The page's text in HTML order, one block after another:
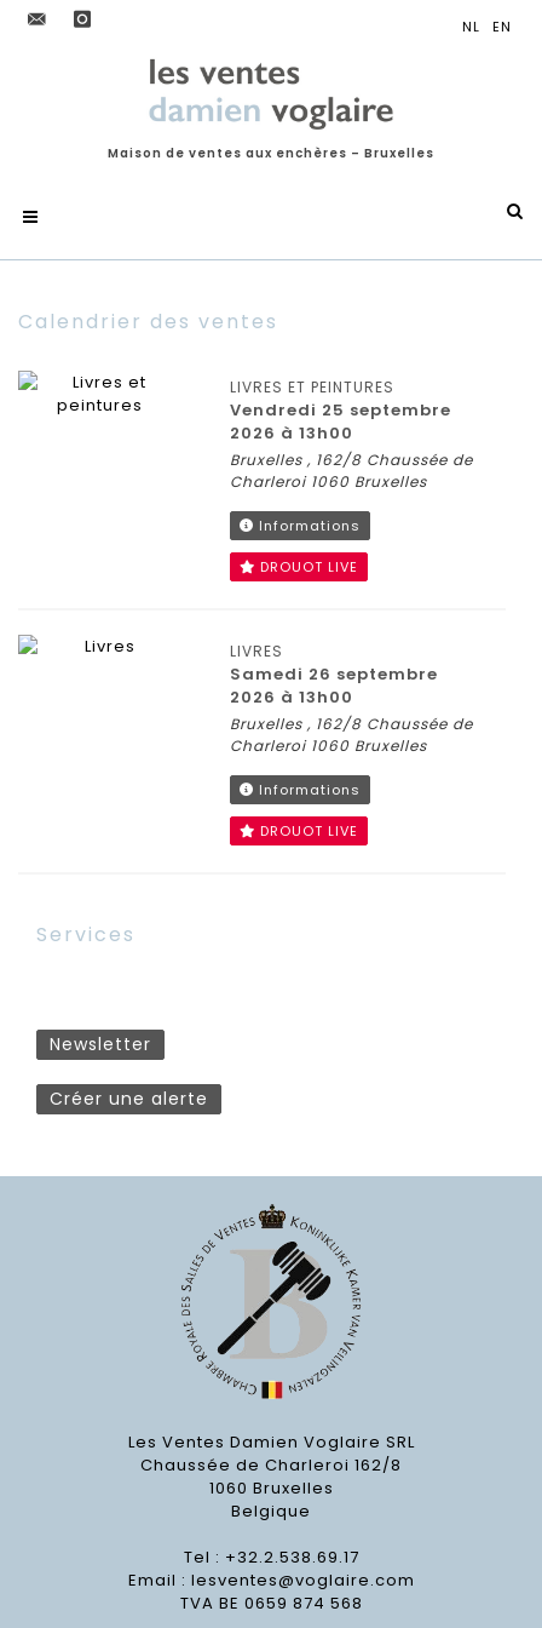
Maison de ventes aux enchères – Bruxelles
Calendrier des ventes
LIVRES ET PEINTURES
vendredi 25 septembre
2026 à 13h00
Bruxelles , 162/8 Chaussée de
Charleroi 1060 Bruxelles
Informations
DROUOT LIVE
LIVRES
samedi 26 septembre
2026 à 13h00
Bruxelles , 162/8 Chaussée de
Charleroi 1060 Bruxelles
Informations
DROUOT LIVE
Services
Newsletter
Créer une alerte
Les Ventes Damien Voglaire SRL
Chaussée de Charleroi 162/8
1060 Bruxelles
Belgique
Tel : +32.2.538.69.17
Email : lesventes@voglaire.com
TVA BE 0659 874 568